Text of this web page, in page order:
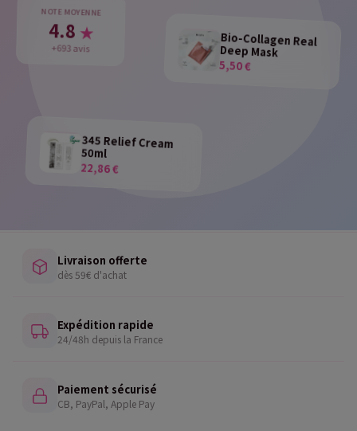
345 Relief Cream
50ml
22,86 €
Bio-Collagen Real
Deep Mask
5,50 €
NOTE MOYENNE
4.8 ★
+693 avis
Livraison offerte
dès 59€ d'achat
Expédition rapide
24/48h depuis la France
Paiement sécurisé
CB, PayPal, Apple Pay